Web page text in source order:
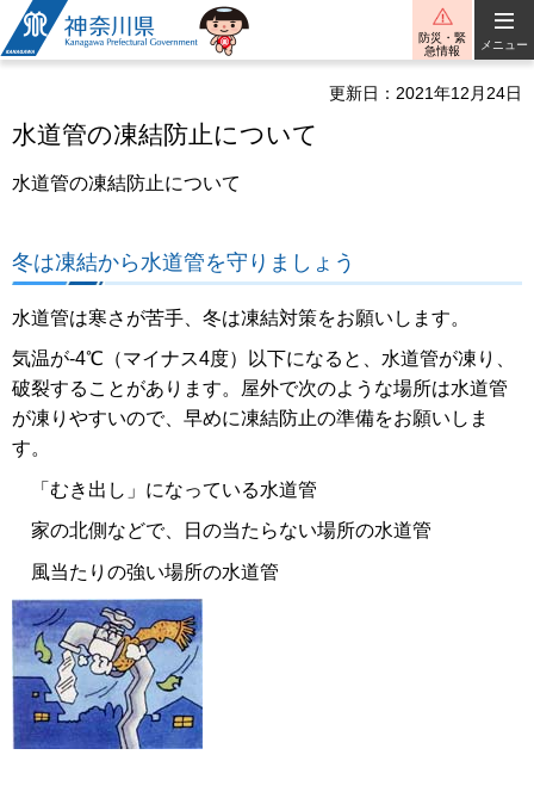
神奈川県
防災・緊
急情報
メニュー
更新日：2021年12月24日
水道管の凍結防止について
水道管の凍結防止について
冬は凍結から水道管を守りましょう
水道管は寒さが苦手、冬は凍結対策をお願いします。
気温が-4℃（マイナス4度）以下になると、水道管が凍り、
破裂することがあります。屋外で次のような場所は水道管
が凍りやすいので、早めに凍結防止の準備をお願いしま
す。
「むき出し」になっている水道管
家の北側などで、日の当たらない場所の水道管
風当たりの強い場所の水道管